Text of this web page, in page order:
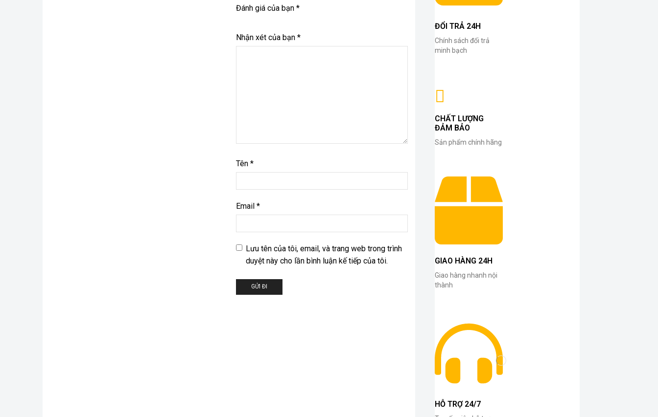
Đánh giá của bạn*
Nhận xét của bạn*
Tên*
Email*
Lưu tên của tôi, email, và trang web trong trình
duyệt này cho lần bình luận kế tiếp của tôi.
ĐỔI TRẢ 24H
Chính sách đổi trả
minh bạch
CHẤT LƯỢNG
ĐẢM BẢO
Sản phẩm chính hãng
GIAO HÀNG 24H
Giao hàng nhanh nội
thành
HỖ TRỢ 24/7